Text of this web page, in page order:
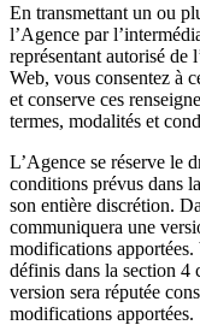
En transmettant un ou
l’Agence par
représentant autorisé
Web, vous consentez à
et conserve ces
termes, modalités et
L’Agence se réserve le
conditions prévus dans
son entière discrétion.
communiquera une
modifications
définis dans la section 4
version sera réputée
modifications apportées.